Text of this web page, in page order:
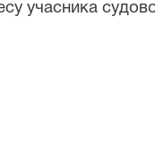
учасника